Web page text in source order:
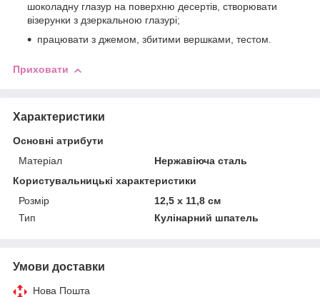
шоколадну глазур на поверхню десертів, створювати
візерунки з дзеркальною глазурі;
працювати з джемом, збитими вершками, тестом.
Приховати
Характеристики
Основні атрибути
Матеріал
Нержавіюча сталь
Користувальницькі характеристики
Розмір
12,5 х 11,8 см
Тип
Кулінарний шпатель
Умови доставки
Нова Пошта